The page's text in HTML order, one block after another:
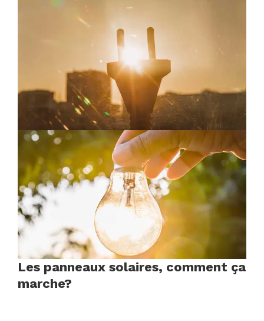
Les panneaux solaires, comment ça
marche?